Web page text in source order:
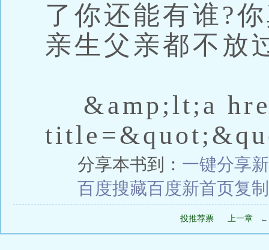
了你还能有谁?
亲生父亲都不放
&amp;lt;a
分享本书到： 一键分享
百度搜藏百度新首页复
投推荐票 上一章 ←